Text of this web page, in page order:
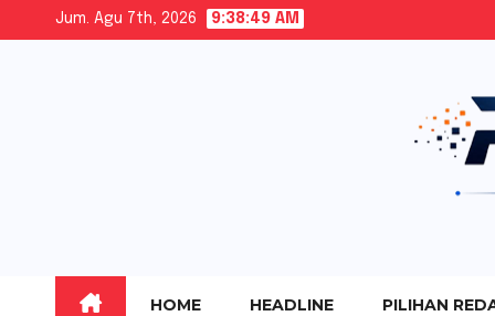
Jum. Agu 7th, 2026 9:38:50 AM
HOME HEADLINE PILIHAN